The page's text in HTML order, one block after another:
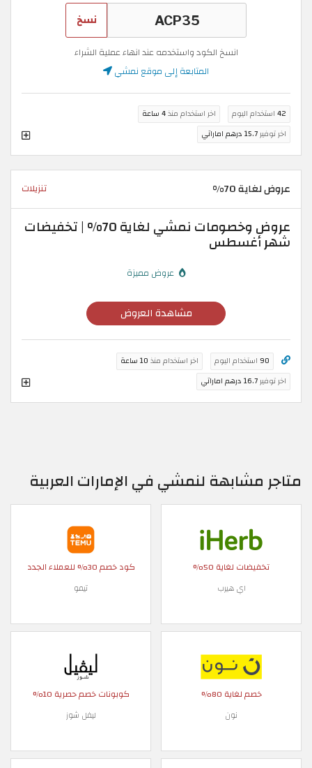
نسخ
انسخ الكود واستخدمه عند انهاء عملية الشراء
المتابعة إلى موقع نمشي
42 استخدام اليوم اخر استخدام منذ4 ساعة
اخر توفير15.7 درهم اماراتي
عروض لغاية 70% تنزيلات
عروض وخصومات نمشي لغاية 70% | تخفيضات
شهر أغسطس
عروض مميزة
مشاهدة العروض
90 استخدام اليوم اخر استخدام منذ 10 ساعة
اخر توفير16.7 درهم اماراتي
متاجر مشابهة لنمشي في الإمارات العربية
تخفيضات لغاية 50%
اي هيرب
كود خصم 30% للعملاء الجدد
تيمو
خصم لغاية 80%
نون
كوبونات خصم حصرية 10%
ليفل شوز